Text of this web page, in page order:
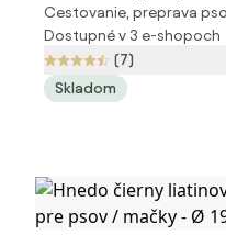
schody, mäkký plyš
Cestovanie, preprava
Dostupné v 3 e-shopoch
(7)
Skladom